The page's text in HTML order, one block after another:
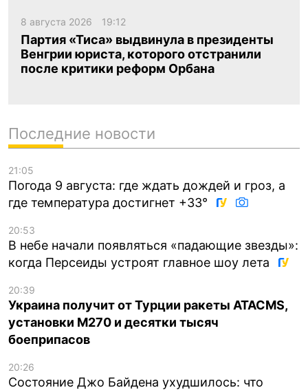
8 августа 2026 19:12
Партия «Тиса» выдвинула в президенты
Венгрии юриста, которого отстранили
после критики реформ Орбана
Последние новости
21:05
Погода 9 августа: где ждать дождей и гроз, а
где температура достигнет +33°
20:53
В небе начали появляться «падающие звезды»:
когда Персеиды устроят главное шоу лета
20:39
Украина получит от Турции ракеты ATACMS,
установки M270 и десятки тысяч
боеприпасов
20:26
Состояние Джо Байдена ухудшилось: что